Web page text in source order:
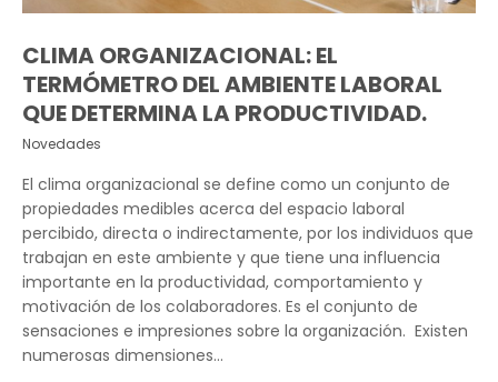
CLIMA ORGANIZACIONAL: EL
TERMÓMETRO DEL AMBIENTE LABORAL
QUE DETERMINA LA PRODUCTIVIDAD.
Novedades
El clima organizacional se define como un conjunto de
propiedades medibles acerca del espacio laboral
percibido, directa o indirectamente, por los individuos que
trabajan en este ambiente y que tiene una influencia
importante en la productividad, comportamiento y
motivación de los colaboradores. Es el conjunto de
sensaciones e impresiones sobre la organización. Existen
numerosas dimensiones…